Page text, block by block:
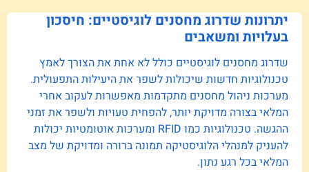
יתרונות שדרוג מחסנים לוגיסטיים: חיסכון
בעלויות ומשאבים
שדרוג מחסנים לוגיסטיים כולל לא אחת את הצורך לאמץ
טכנולוגיות חדשות שיכולות לשפר את היעילות התפעולית.
מערכות ניהול מחסנים מתקדמות מאפשרות לעקוב אחרי
המלאי בצורה מדויקת יותר, להפחית טעויות ולשפר את זמני
ההגשה. טכנולוגיות כמו RFID ומערכות אוטומטיות יכולות
להעניק למנהלי הלוגיסטיקה תמונה ברורה ומדויקת של מצב
המלאי בכל רגע נתון.